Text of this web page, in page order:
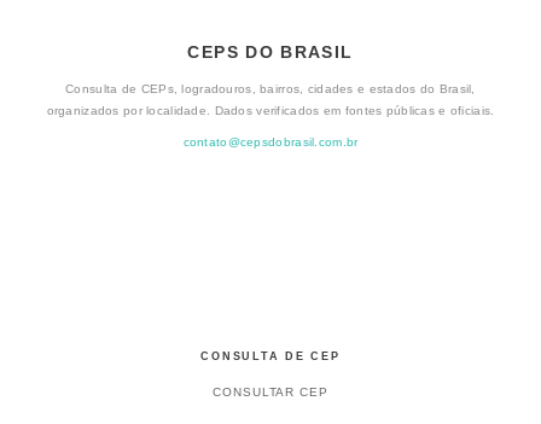
CEPS DO BRASIL
Consulta de CEPs, logradouros, bairros, cidades e estados do Brasil,
organizados por localidade. Dados verificados em fontes públicas e oficiais.
contato@cepsdobrasil.com.br
CONSULTA DE CEP
CONSULTAR CEP